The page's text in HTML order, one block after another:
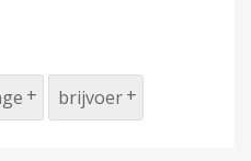
brijvoer